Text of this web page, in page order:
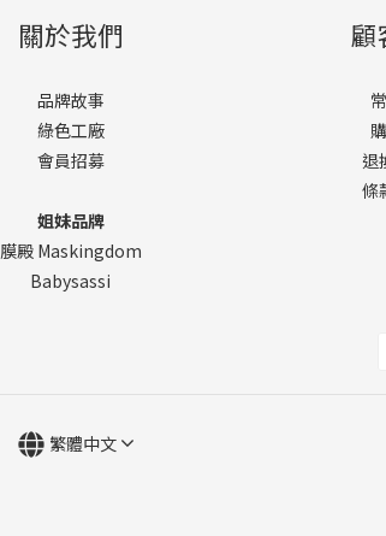
關於我們
品牌故事
綠色工廠
會員招募
姐妹品牌
膜殿 Maskingdom
Babysassi
顧
退
條
繁體中文